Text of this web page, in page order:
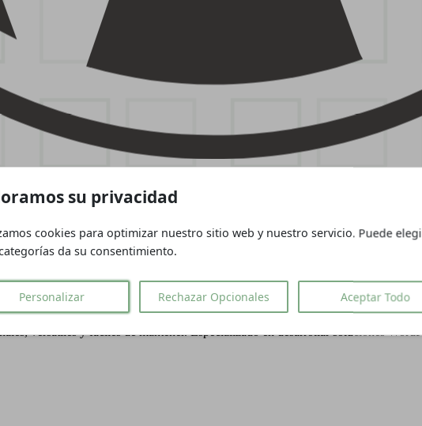
versátiles y fáciles de mantener. Especializado en desarrollar soluciones
su privacidad
cookies para optimizar nuestro sitio web y nuestro servicio. Puede
da su consentimiento.
Personalizar Rechazar Opcionales Aceptar Todo